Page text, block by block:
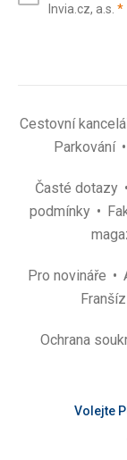
(povinné)
Invia.cz, a.s. *
Cestovní
Parkování
Časté dotazy
podmínky
Pro novináře
Ochrana
Volejte